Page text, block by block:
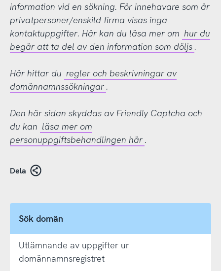
information vid en sökning. För innehavare som är
privatpersoner/enskild firma visas inga
kontaktuppgifter. Här kan du läsa mer om hur du
begär att ta del av den information som döljs .
Här hittar du regler och beskrivningar av
domännamnssökningar .
Den här sidan skyddas av Friendly Captcha och
du kan läsa mer om
personuppgiftsbehandlingen här .
Dela
Sök domän
Utlämnande av uppgifter ur
domännamnsregistret